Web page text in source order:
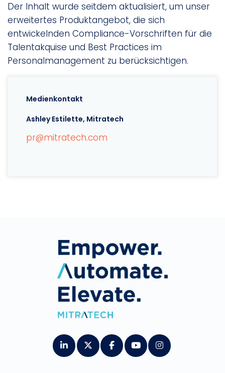
Der Inhalt wurde seitdem aktualisiert, um unser
erweitertes Produktangebot, die sich
entwickelnden Compliance-Vorschriften für die
Talentakquise und Best Practices im
Personalmanagement zu berücksichtigen.
Medienkontakt
Ashley Estilette, Mitratech
pr@mitratech.com